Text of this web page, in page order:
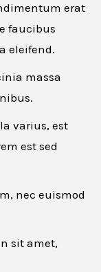
erat
faucibus
eleifend.
massa
varius, est
est sed
nec euismod
sit amet,